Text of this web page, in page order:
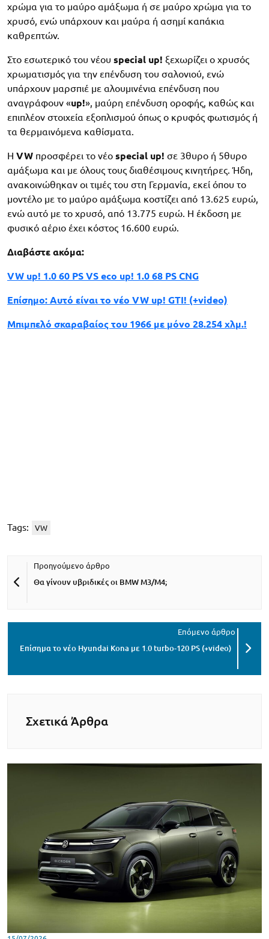
χρώμα για το μαύρο αμάξωμα ή σε μαύρο χρώμα για το
χρυσό, ενώ υπάρχουν και μαύρα ή ασημί καπάκια
καθρεπτών.
Στο εσωτερικό του νέου special up! ξεχωρίζει ο χρυσός
χρωματισμός για την επένδυση του σαλονιού, ενώ
υπάρχουν μαρσπιέ με αλουμινένια επένδυση που
αναγράφουν «up!», μαύρη επένδυση οροφής, καθώς και
επιπλέον στοιχεία εξοπλισμού όπως ο κρυφός φωτισμός ή
τα θερμαινόμενα καθίσματα.
Η VW προσφέρει το νέο special up! σε 3θυρο ή 5θυρο
αμάξωμα και με όλους τους διαθέσιμους κινητήρες. Ήδη,
ανακοινώθηκαν οι τιμές του στη Γερμανία, εκεί όπου το
μοντέλο με το μαύρο αμάξωμα κοστίζει από 13.625 ευρώ,
ενώ αυτό με το χρυσό, από 13.775 ευρώ. Η έκδοση με
φυσικό αέριο έχει κόστος 16.600 ευρώ.
Διαβάστε ακόμα:
VW up! 1.0 60 PS VS eco up! 1.0 68 PS CNG
Επίσημο: Αυτό είναι το νέο VW up! GTI! (+video)
Μπιμπελό σκαραβαίος του 1966 με μόνο 28.254 χλμ.!
Tags: VW
Θα γίνουν υβριδικές οι BMW M3/M4;
Επίσημα το νέο Hyundai Kona με 1.0 turbo-120 PS (+video)
Σχετικά Άρθρα